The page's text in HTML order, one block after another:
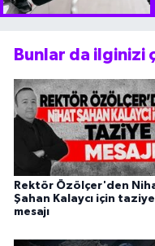
Bunlar da ilginizi
Rektör Özölçer'den
Şahan Kalaycı için taziye
mesajı